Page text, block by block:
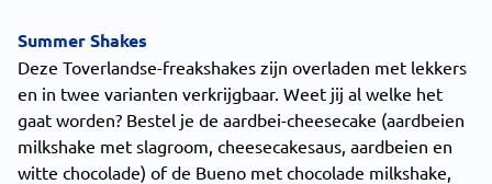
Summer Shakes
Deze Toverlandse-freakshakes zijn overladen met lekkers
en in twee varianten verkrijgbaar. Weet jij al welke het
gaat worden? Bestel je de aardbei-cheesecake (aardbeien
milkshake met slagroom, cheesecakesaus, aardbeien en
witte chocolade) of de Bueno met chocolade milkshake,